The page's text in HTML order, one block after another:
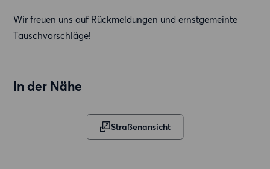
Wir freuen uns auf Rückmeldungen und ernstgemeinte
Tauschvorschläge!
In der Nähe
Straßenansicht